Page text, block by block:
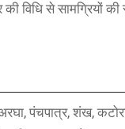
विधि से सामग्रियों
पंचपात्र, शंख,